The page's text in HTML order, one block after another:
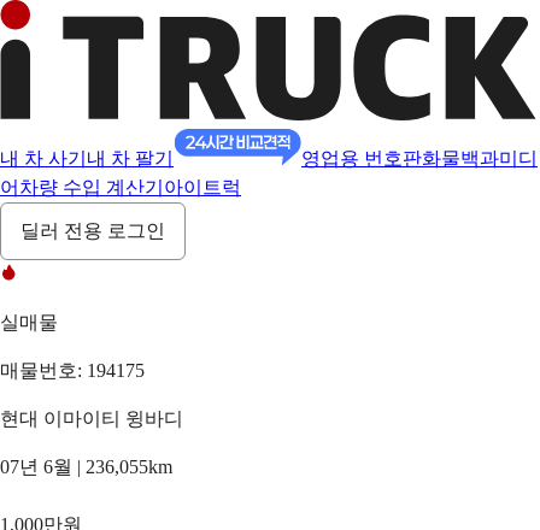
내 차 사기 내 차 팔기 영업용 번호판화물백과미디
어 차량 수입 계산기 아이트럭
딜러 전용 로그인
실매물
매물번호: 194175
현대 이마이티 윙바디
07년 6월 | 236,055km
1,000만원